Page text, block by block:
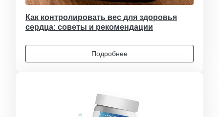
Как контролировать вес для здоровья
сердца: советы и рекомендации
Подробнее